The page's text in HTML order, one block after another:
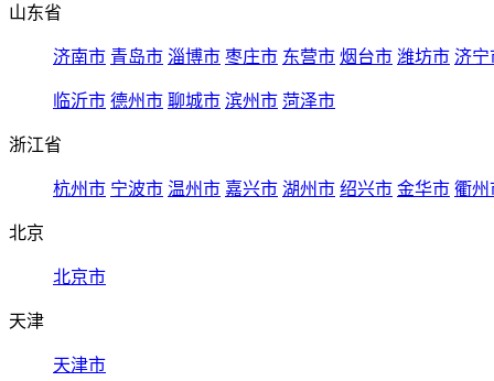
山东省
济南市 青岛市 淄博市 枣庄市 东营市 烟台市 潍坊市 济宁
临沂市 德州市 聊城市 滨州市 菏泽市
浙江省
杭州市 宁波市 温州市 嘉兴市 湖州市 绍兴市 金华市 衢州
北京
北京市
天津
天津市